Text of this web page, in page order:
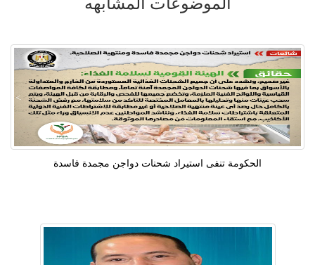
الحكومة تنفى استيراد شحنات دواجن مجمدة فاسدة